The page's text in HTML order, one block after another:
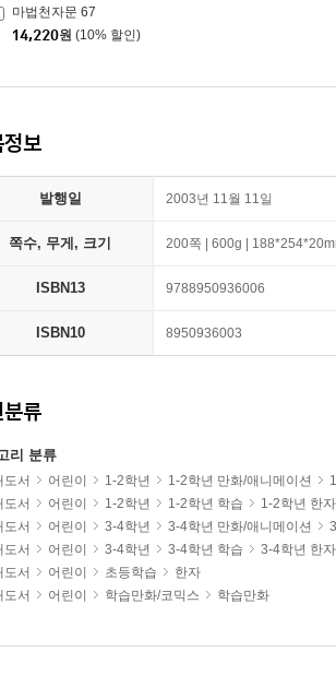
마법천자문 67
14,220원 (10% 할인)
보
발행일 2003년 11월 11일
쪽수, 무게, 크기 200쪽 | 600g |
ISBN13 9788950936006
ISBN10 8950936003
류
리 분류
도서 어린이 1-2학년 1-2학년 만화/애니메이션
도서
어린이 1-2학년 1-2학년 학습
1-2학년 한자
도서
어린이 3-4학년 3-4학년 만화/애니메이션
도서
어린이 3-4학년 3-4학년 학습
3-4학년 한자
도서
어린이 초등학습
한자
도서
어린이 학습만화/코믹스 학습만화